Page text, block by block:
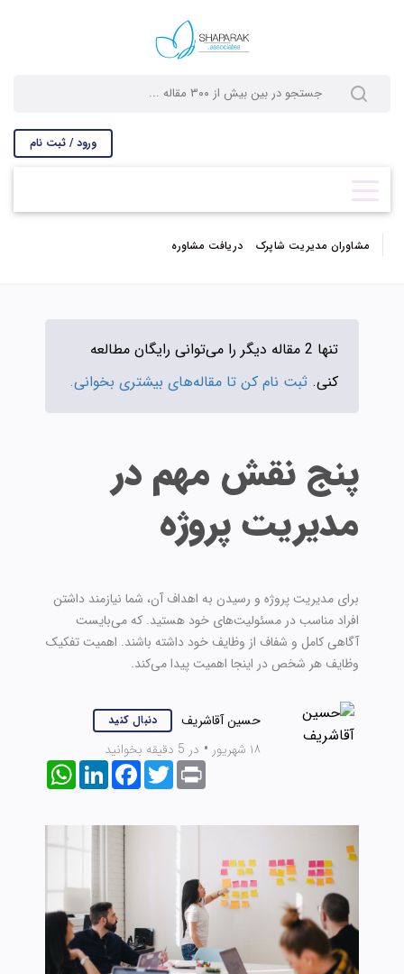
ورود / ثبت نام
مشاوران مدیریت شاپرک دریافت مشاوره
تنها 2 مقاله دیگر را می‌توانی رایگان مطالعه
کنی. ثبت نام کن تا مقاله‌های بیشتری بخوانی.
پنج نقش مهم در
مدیریت پروژه
برای مدیریت پروژه و رسیدن به اهداف آن، شما نیازمند داشتن
افراد مناسب در مسئولیت‌های خود هستید. که می‌بایست
آگاهی کامل و شفاف از وظایف خود داشته باشند. اهمیت تفکیک
وظایف هر شخص در اینجا اهمیت پیدا می‌کند.
حسین آقاشریف دنبال کنید
۱۸ شهریور • در 5 دقیقه بخوانید
WhatsAppLinkedInFacebookTwitterPrint